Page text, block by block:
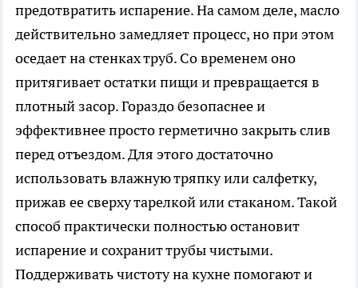
предотвратить испарение. На самом деле, масло
действительно замедляет процесс, но при этом
оседает на стенках труб. Со временем оно
притягивает остатки пищи и превращается в
плотный засор. Гораздо безопаснее и
эффективнее просто герметично закрыть слив
перед отъездом. Для этого достаточно
использовать влажную тряпку или салфетку,
прижав ее сверху тарелкой или стаканом. Такой
способ практически полностью остановит
испарение и сохранит трубы чистыми.
Поддерживать чистоту на кухне помогают и